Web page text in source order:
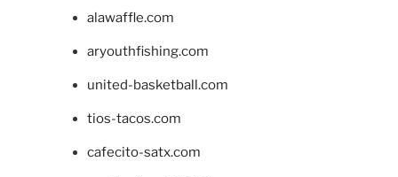
alawaffle.com
aryouthfishing.com
united-basketball.com
tios-tacos.com
cafecito-satx.com